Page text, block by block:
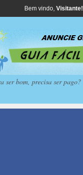
Bem vindo, Visitante!
ser bom, precisa ser pago?